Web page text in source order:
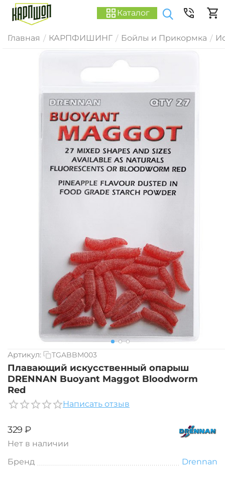
Каталог
Главная / КАРПФИШИНГ / Бойлы и Прикормка /
Артикул: TGABBM003
Плавающий искусственный опарыш
DRENNAN Buoyant Maggot Bloodworm
Red
Написать отзыв
‍329‍ ₽
Нет в наличии
Бренд
Drennan